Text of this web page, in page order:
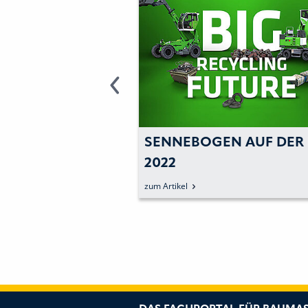
SENNEBOGEN AUF DER
2022
zum Artikel